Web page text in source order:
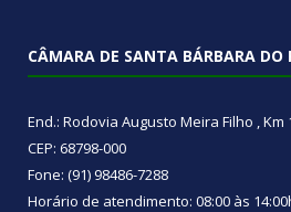
CÂMARA DE SANTA BÁRBARA DO
End.: Rodovia Augusto Meira Filho , Km
CEP: 68798-000
Fone: (91) 98486-7288
Horário de atendimento: 08:00 às